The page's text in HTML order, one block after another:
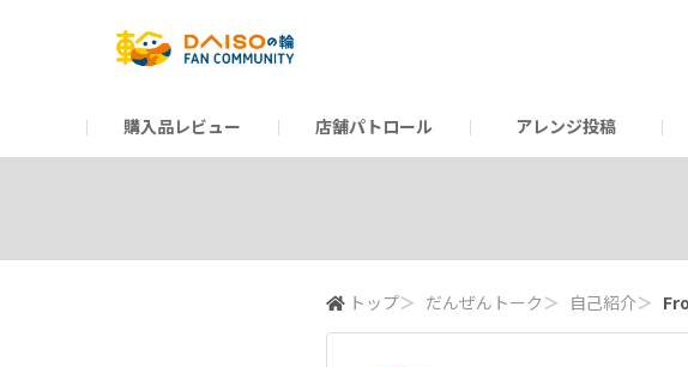
購入品レビュー 店舗パトロール アレンジ投稿
トップ＞ だんぜんトーク ＞ 自己紹介＞